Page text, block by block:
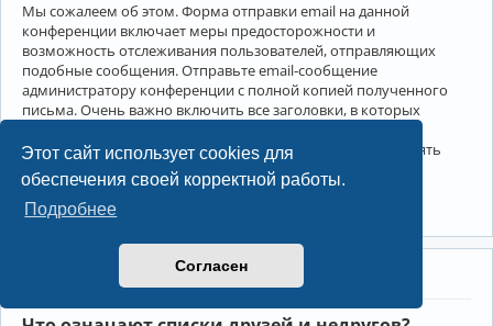
Этот сайт использует cookies для
обеспечения своей корректной работы.
Подробнее
Согласен
Мы сожалеем об этом. Форма отправки email на данной
конференции включает меры предосторожности и
возможность отслеживания пользователей, отправляющих
подобные сообщения. Отправьте email-сообщение
администратору конференции с полной копией полученного
письма. Очень важно включить все заголовки, в которых
Администратор конференции сможет в этом случае принять
меры.
Друзья и недруги